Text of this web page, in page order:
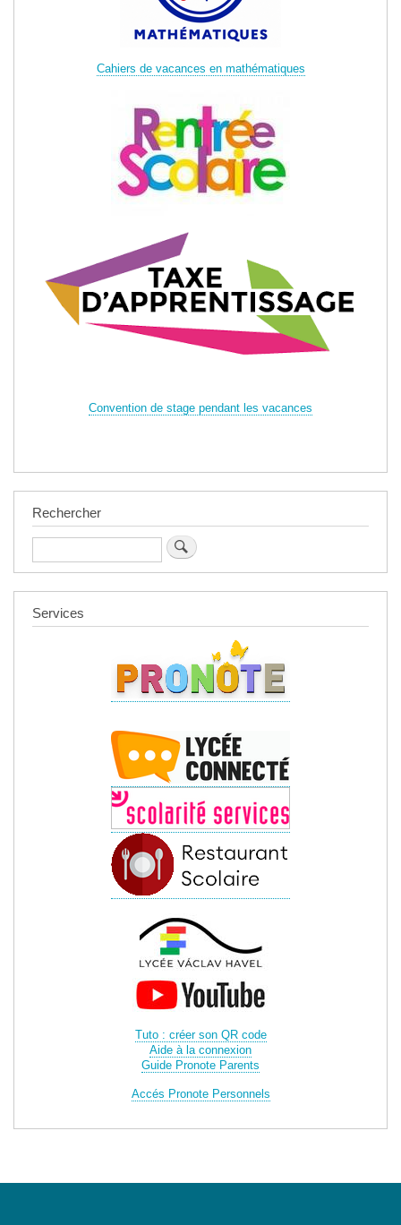
Cahiers de vacances en mathématiques
Convention de stage pendant les vacances
Rechercher
Services
Tuto : créer son QR code
Aide à la connexion
Guide Pronote Parents
Accés Pronote Personnels